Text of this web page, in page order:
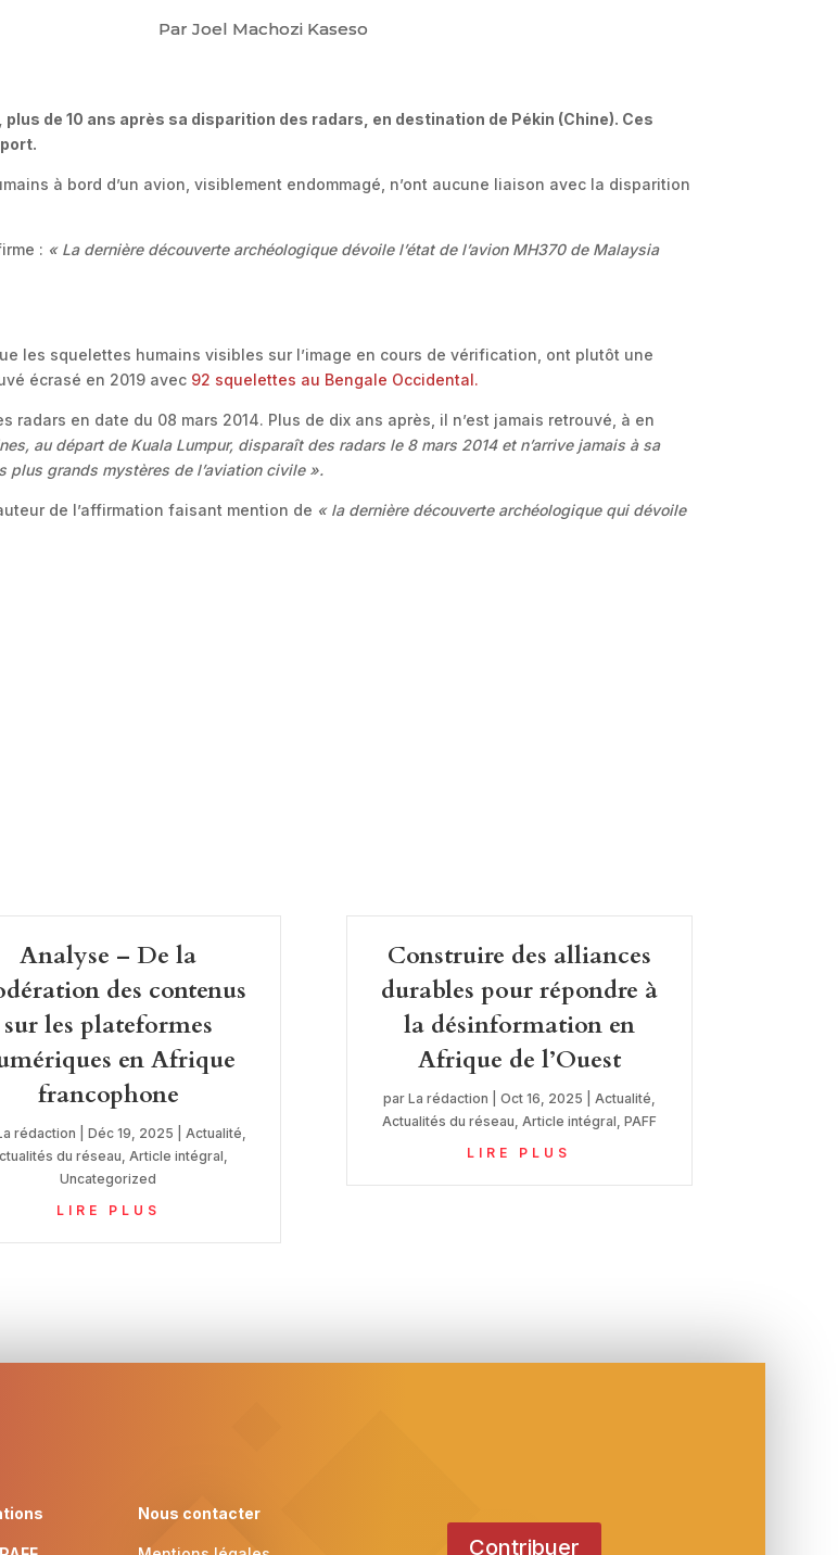
Par Joel Machozi Kaseso
de 10 ans après sa disparition des radars, en destination de Pékin (Chine). Ces
à bord d’un avion, visiblement endommagé, n’ont aucune liaison avec la disparition
: « La dernière découverte archéologique dévoile l’état de l’avion MH370 de Malaysia
les squelettes humains visibles sur l’image en cours de vérification, ont plutôt une
écrasé en 2019 avec 92 squelettes au Bengale Occidental.
radars en date du 08 mars 2014. Plus de dix ans après, il n’est jamais retrouvé, à en
au départ de Kuala Lumpur, disparaît des radars le 8 mars 2014 et n’arrive jamais à sa
plus grands mystères de l’aviation civile ».
de l’affirmation faisant mention de « la dernière découverte archéologique qui dévoile
Analyse – De la
des contenus
sur les plateformes
en Afrique
francophone
rédaction Déc 19, 2025 Actualité
du réseau Article intégral
Uncategorized
LIRE PLUS
Construire des alliances
durables pour répondre à
la désinformation en
Afrique de l’Ouest
par La rédaction Oct 16, 2025 Actualité
Actualités du réseau Article intégral PAFF
LIRE PLUS
Nous contacter
Contribuer